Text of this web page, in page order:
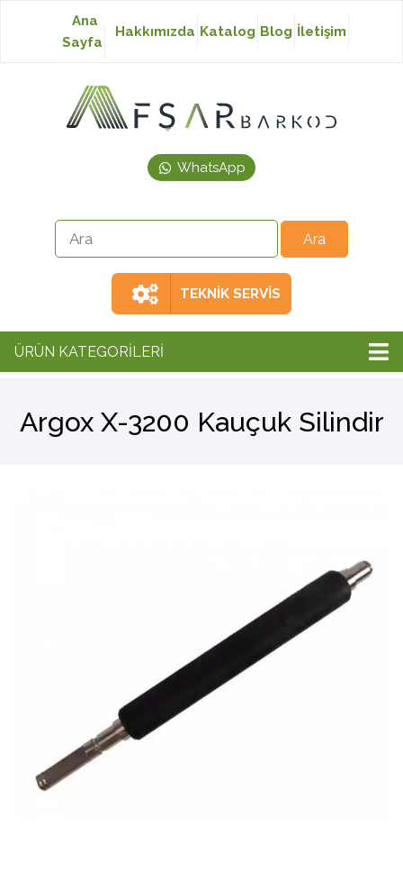
Baskısız Etiket
Japon Akmaz Yıkama
Ribon
Ana
Sayfa
Hakkımızda Katalog Blog İletişim
WhatsApp
TEKNİK SERVİS
ÜRÜN KATEGORİLERİ
Argox X-3200 Kauçuk Silindir